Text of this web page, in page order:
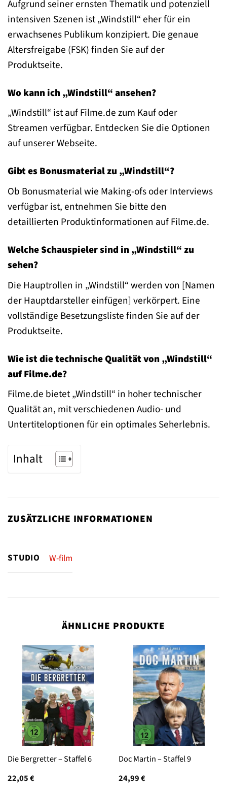
Aufgrund seiner ernsten Thematik und potenziell
intensiven Szenen ist „Windstill“ eher für ein
erwachsenes Publikum konzipiert. Die genaue
Altersfreigabe (FSK) finden Sie auf der
Produktseite.
Wo kann ich „Windstill“ ansehen?
„Windstill“ ist auf Filme.de zum Kauf oder
Streamen verfügbar. Entdecken Sie die Optionen
auf unserer Webseite.
Gibt es Bonusmaterial zu „Windstill“?
Ob Bonusmaterial wie Making-ofs oder Interviews
verfügbar ist, entnehmen Sie bitte den
detaillierten Produktinformationen auf Filme.de.
Welche Schauspieler sind in „Windstill“ zu
sehen?
Die Hauptrollen in „Windstill“ werden von [Namen
der Hauptdarsteller einfügen] verkörpert. Eine
vollständige Besetzungsliste finden Sie auf der
Produktseite.
Wie ist die technische Qualität von „Windstill“
auf Filme.de?
Filme.de bietet „Windstill“ in hoher technischer
Qualität an, mit verschiedenen Audio- und
Untertiteloptionen für ein optimales Seherlebnis.
Inhalt
ZUSÄTZLICHE INFORMATIONEN
STUDIO W-film
ÄHNLICHE PRODUKTE
Die Bergretter – Staffel 6
22,05€
Doc Martin – Staffel 9
24,99€